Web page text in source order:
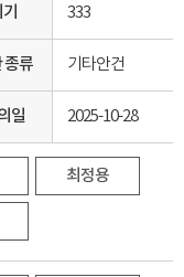
333
종류 기타안건
일 2025-10-28
최정용